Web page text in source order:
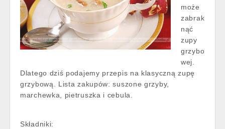
może
zabrak
nąć
zupy
grzybo
wej.
Dlatego dziś podajemy przepis na klasyczną zupę
grzybową. Lista zakupów: suszone grzyby,
marchewka, pietruszka i cebula.
Składniki: